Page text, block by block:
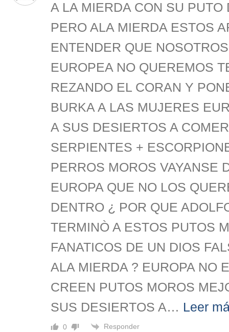
A LA MIERDA CON SU PUTO
PERO ALA MIERDA ESTOS
ENTENDER QUE
EUROPEA NO QUEREMOS
REZANDO EL CORAN Y
BURKA A LAS MUJERES
A SUS DESIERTOS A
SERPIENTES +
PERROS MOROS VAYANSE
EUROPA QUE NO LOS
DENTRO ¿ POR QUE
TERMINÒ A ESTOS PUTOS
FANATICOS DE UN DIOS
ALA MIERDA ? EUROPA NO
CREEN PUTOS MOROS
SUS DESIERTOS A… Leer
0 Responder